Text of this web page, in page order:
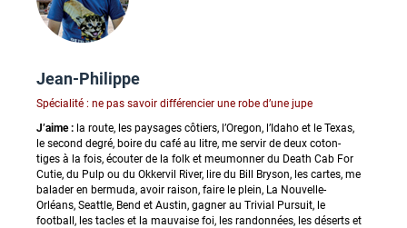
Jean-Philippe
Spécialité : ne pas savoir différencier une robe d’une jupe
J’aime : la route, les paysages côtiers, l’Oregon, l’Idaho et le Texas,
le second degré, boire du café au litre, me servir de deux coton-
tiges à la fois, écouter de la folk et meumonner du Death Cab For
Cutie, du Pulp ou du Okkervil River, lire du Bill Bryson, les cartes, me
balader en bermuda, avoir raison, faire le plein, La Nouvelle-
Orléans, Seattle, Bend et Austin, gagner au Trivial Pursuit, le
football, les tacles et la mauvaise foi, les randonnées, les déserts et